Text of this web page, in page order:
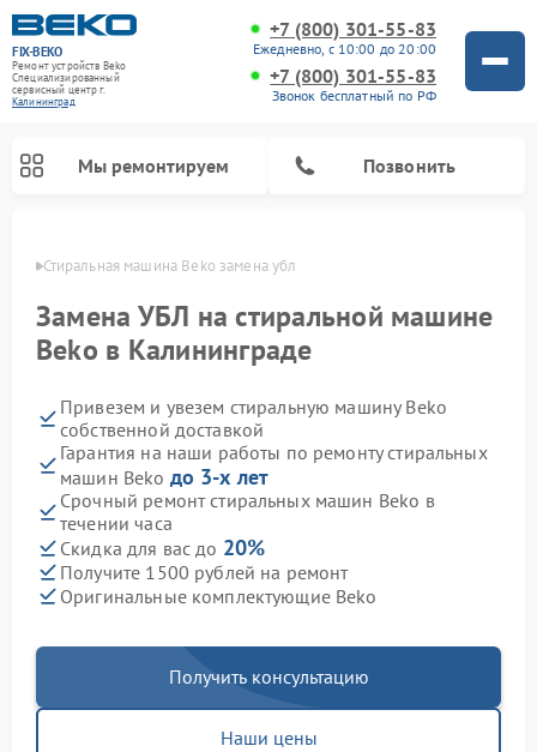
FIX-BEKO
Ремонт устройств Beko
Специализированный
cервисный центр г.
Калининград
+7 (800) 301-55-83
Ежедневно, с 10:00 до 20:00
+7 (800) 301-55-83
Звонок бесплатный по РФ
Мы ремонтируем Позвонить
Стиральная машина Beko замена убл
Замена УБЛ на стиральной машине
Beko в Калининграде
Привезем и увезем стиральную машину Beko
собственной доставкой
Гарантия на наши работы по ремонту стиральных
машин Beko до 3-х лет
Срочный ремонт стиральных машин Beko в
течении часа
Скидка для вас до 20%
Получите 1500 рублей на ремонт
Оригинальные комплектующие Beko
Получить консультацию
Наши цены